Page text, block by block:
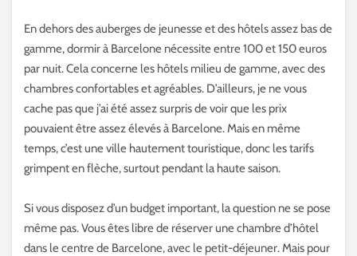
En dehors des auberges de jeunesse et des hôtels assez bas de
gamme, dormir à Barcelone nécessite entre 100 et 150 euros
par nuit. Cela concerne les hôtels milieu de gamme, avec des
chambres confortables et agréables. D’ailleurs, je ne vous
cache pas que j’ai été assez surpris de voir que les prix
pouvaient être assez élevés à Barcelone. Mais en même
temps, c’est une ville hautement touristique, donc les tarifs
grimpent en flèche, surtout pendant la haute saison.
Si vous disposez d’un budget important, la question ne se pose
même pas. Vous êtes libre de réserver une chambre d’hôtel
dans le centre de Barcelone, avec le petit-déjeuner. Mais pour